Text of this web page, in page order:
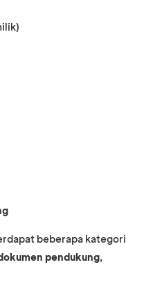
beberapa kategori
pendukung,